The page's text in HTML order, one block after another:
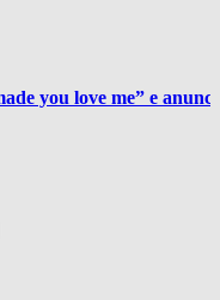
you love me” e